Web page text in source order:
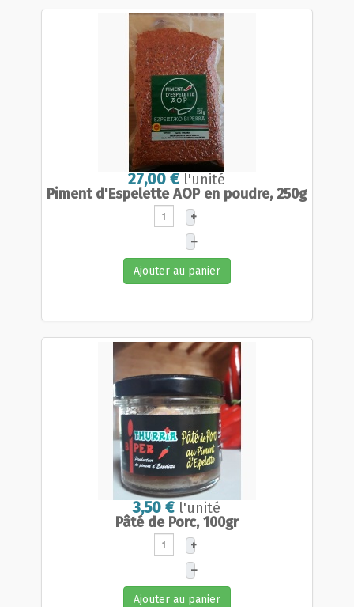
27,00 € l'unité
Piment d'Espelette AOP en poudre, 250g
+
–
Ajouter au panier
3,50 € l'unité
Pâté de Porc, 100gr
+
–
Ajouter au panier